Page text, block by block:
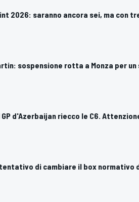
2026: saranno ancora sei, ma con
sospensione rotta a Monza per
GP d'Azerbaijan riecco le C6.
di cambiare il box normativo